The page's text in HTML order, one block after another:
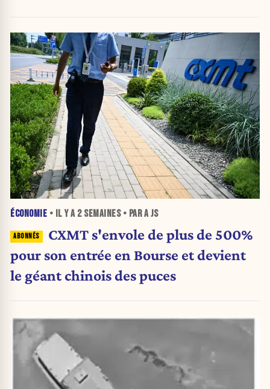
ÉCONOMIE • IL Y A 2 SEMAINES• PAR A JS
CXMT s'envole de plus de 500%
pour son entrée en Bourse et devient
le géant chinois des puces